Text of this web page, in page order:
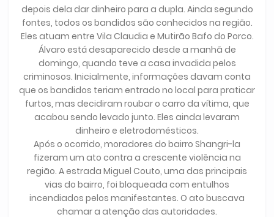
depois dela dar dinheiro para a dupla. Ainda segundo
fontes, todos os bandidos são conhecidos na região.
Eles atuam entre Vila Claudia e Mutirão Bafo do Porco.
Álvaro está desaparecido desde a manhã de
domingo, quando teve a casa invadida pelos
criminosos. Inicialmente, informações davam conta
que os bandidos teriam entrado no local para praticar
furtos, mas decidiram roubar o carro da vítima, que
acabou sendo levado junto. Eles ainda levaram
dinheiro e eletrodomésticos.
Após o ocorrido, moradores do bairro Shangri-la
fizeram um ato contra a crescente violência na
região. A estrada Miguel Couto, uma das principais
vias do bairro, foi bloqueada com entulhos
incendiados pelos manifestantes. O ato buscava
chamar a atenção das autoridades.